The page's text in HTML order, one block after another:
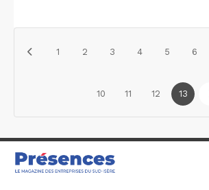
1 2 3 4 5 6
10 11 12 13